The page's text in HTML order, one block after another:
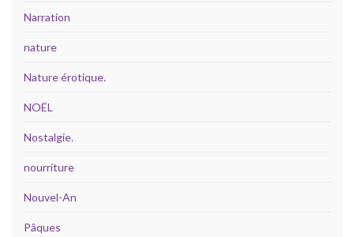
Narration
nature
Nature érotique.
NOËL
Nostalgie.
nourriture
Nouvel-An
Pâques